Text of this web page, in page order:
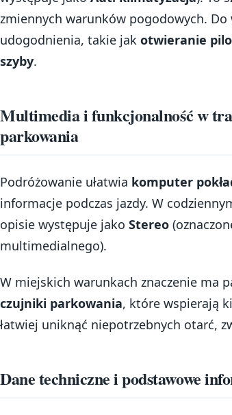
zmiennych warunków pogodowych.
udogodnienia, takie jak otwieranie
szyby.
Multimedia i funkcjonalność w
parkowania
Podróżowanie ułatwia komputer
informacje podczas jazdy. W
opisie występuje jako Stereo
multimedialnego).
W miejskich warunkach znaczenie ma
czujniki parkowania, które wspierają
łatwiej uniknąć niepotrzebnych otarć,
Dane techniczne i podstawowe